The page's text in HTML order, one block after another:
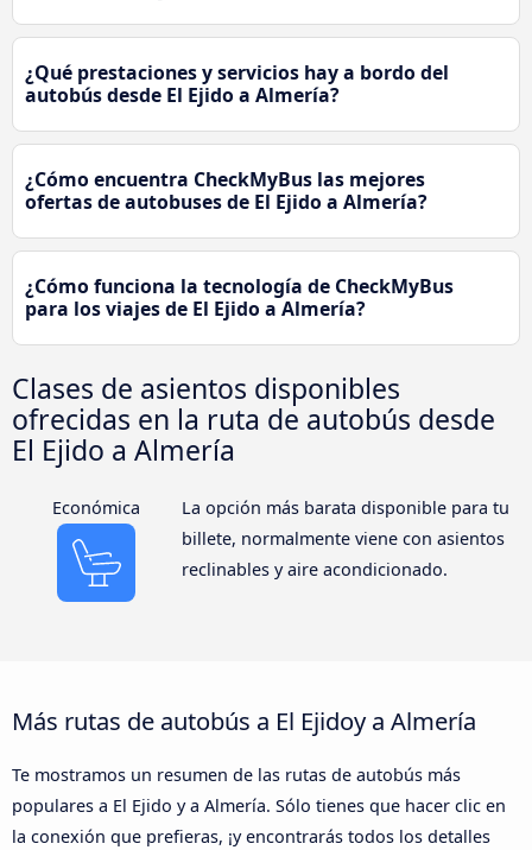
¿Qué prestaciones y servicios hay a bordo del
autobús desde El Ejido a Almería?
¿Cómo encuentra CheckMyBus las mejores
ofertas de autobuses de El Ejido a Almería?
¿Cómo funciona la tecnología de CheckMyBus
para los viajes de El Ejido a Almería?
Clases de asientos disponibles
ofrecidas en la ruta de autobús desde
El Ejido a Almería
Económica
La opción más barata disponible para tu
billete, normalmente viene con asientos
reclinables y aire acondicionado.
Más rutas de autobús a El Ejidoy a Almería
Te mostramos un resumen de las rutas de autobús más
populares a El Ejido y a Almería. Sólo tienes que hacer clic en
la conexión que prefieras, ¡y encontrarás todos los detalles